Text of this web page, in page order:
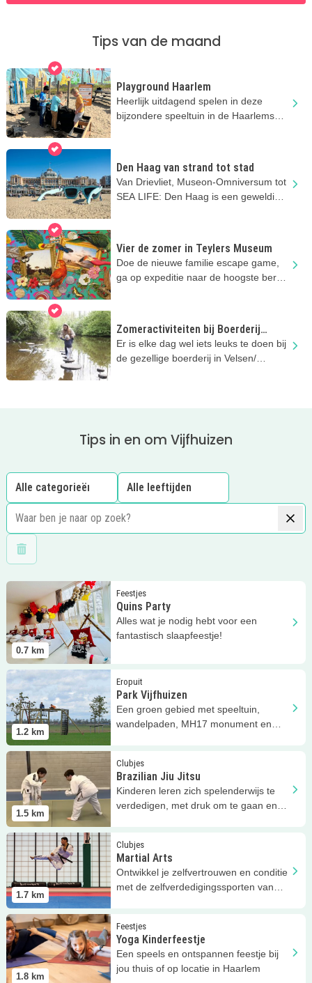
Tips van de maand
Playground Haarlem
Heerlijk uitdagend spelen in deze
bijzondere speeltuin in de Haarlemse
Den Haag van strand tot stad
Van Drievliet, Museon-Omniversum tot
SEA LIFE: Den Haag is een geweldige
Vier de zomer in Teylers Museum
Doe de nieuwe familie escape game,
ga op expeditie naar de hoogste berg,
Zomeractiviteiten bij Boerderij
Zorgvrij
Er is elke dag wel iets leuks te doen bij
de gezellige boerderij in Velsen/
Tips in en om Vijfhuizen
Wis filters
0.7 km
Feestjes
Quins Party
Alles wat je nodig hebt voor een
fantastisch slaapfeestje!
Lees meer Quins Party
1.2 km
Eropuit
Park Vijfhuizen
Een groen gebied met speeltuin,
wandelpaden, MH17 monument en
Lees meer Park Vijfhuizen
1.5 km
Clubjes
Brazilian Jiu Jitsu
Kinderen leren zich spelenderwijs te
verdedigen, met druk om te gaan en
Lees meer Brazilian Jiu Jitsu
1.7 km
Clubjes
Martial Arts
Ontwikkel je zelfvertrouwen en conditie
met de zelfverdedigingssporten van
Lees meer Martial Arts
1.8 km
Feestjes
Yoga Kinderfeestje
Een speels en ontspannen feestje bij
jou thuis of op locatie in Haarlem
Lees meer Yoga Kinderfeestje